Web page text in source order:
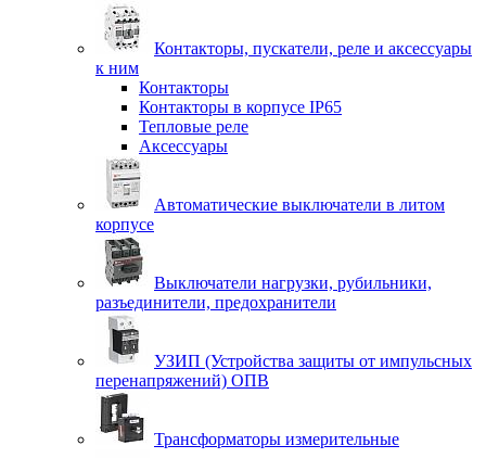
Контакторы, пускатели, реле и аксессуары
к ним
Контакторы
Контакторы в корпусе IP65
Тепловые реле
Аксессуары
Автоматические выключатели в литом
корпусе
Выключатели нагрузки, рубильники,
разъединители, предохранители
УЗИП (Устройства защиты от импульсных
перенапряжений) ОПВ
Трансформаторы измерительные